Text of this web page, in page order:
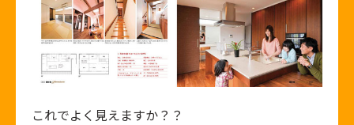
これでよく見えますか？？